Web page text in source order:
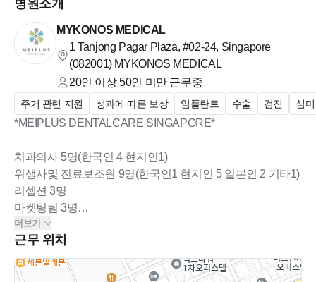
병원소개
MYKONOS MEDICAL
1 Tanjong Pagar Plaza, #02-24, Singapore
(082001) MYKONOS MEDICAL
20인 이상 50인 미만근무중
주거 관련 지원 성과에 따른 보상 임플란트 수술 검진 심미
*MEIPLUS DENTALCARE SINGAPORE*
치과의사 5명(한국인 4 현지인1)
위생사및 진료보조원 9명(한국인1 현지인 5 일본인 2 기타1)
리셉션 3명
마켓팅팀 3명
메니징팀 3명등
싱가포르 한국 의료 진출의 선두주자 MEIPLUS
DENTALCARE(Mykonos 의료 법인)에서
더보기
근무 위치